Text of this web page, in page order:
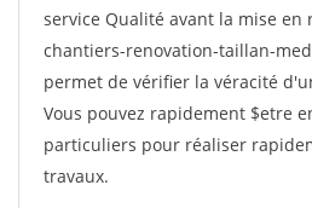
service Qualité avant la mise en
chantiers-renovation-taillan-
permet de vérifier la véracité
Vous pouvez rapidement $etre
particuliers pour réaliser
travaux.